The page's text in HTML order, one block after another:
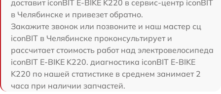
доставит iconBIT E-BIKE K220 в сервис-центр iconBIT
в Челябинске и привезет обратно.
Закажите звонок или позвоните и наш мастер сц
iconBIT в Челябинске проконсультирует и
рассчитает стоимость работ над электровелосипеда
iconBIT E-BIKE K220. диагностика iconBIT E-BIKE
K220 по нашей статистике в среднем занимает 2
часа при наличии запчастей.